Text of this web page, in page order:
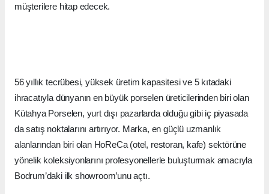
müşterilere hitap edecek.
56 yıllık tecrübesi, yüksek üretim kapasitesi ve 5 kıtadaki
ihracatıyla dünyanın en büyük porselen üreticilerinden biri olan
Kütahya Porselen, yurt dışı pazarlarda olduğu gibi iç piyasada
da satış noktalarını artırıyor. Marka, en güçlü uzmanlık
alanlarından biri olan HoReCa (otel, restoran, kafe) sektörüne
yönelik koleksiyonlarını profesyonellerle buluşturmak amacıyla
Bodrum’daki ilk showroom’unu açtı.